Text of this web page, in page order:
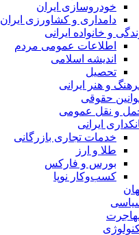
خودروسازی ایران
دامداری و کشاورزی ایران
و خانواده ایرانی
اطلاعات عمومی مردم
اندیشه اسلامی
تحصیل
و هنر ایرانی
حقوقی
و نقل عمومی
ایرانی
خدمات تجاری بازرگانی
طلا و ارز
بورس و فارکس
کسب‌وکار نوپا